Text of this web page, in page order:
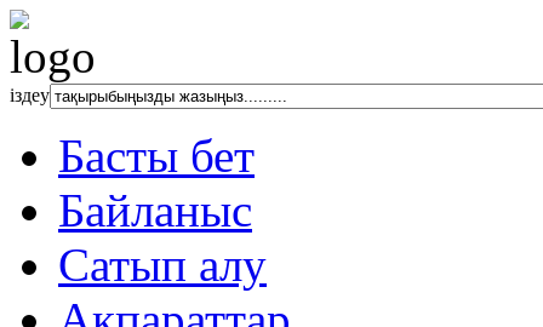
іздеу
Басты бет
Байланыс
Сатып алу